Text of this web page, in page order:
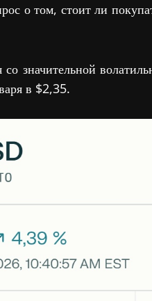
о том, стоит ли
со значительной
в $2,35.